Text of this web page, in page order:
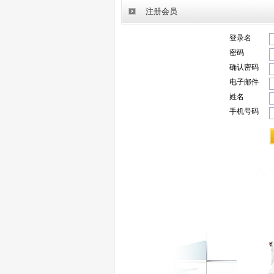
注册会员
登录名
密码
确认密码
电子邮件
姓名
手机号码